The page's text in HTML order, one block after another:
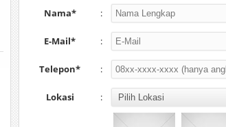
Nama* :
E-Mail* :
Telepon* :
Lokasi :